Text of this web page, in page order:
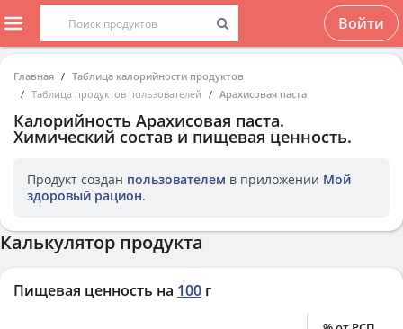
Войти
Главная
Таблица калорийности продуктов
Таблица продуктов пользователей
Арахисовая паста
Калорийность Арахисовая паста.
Химический состав и пищевая ценность.
Продукт создан пользователем в приложении Мой
здоровый рацион.
Калькулятор продукта
Пищевая ценность на 100 г